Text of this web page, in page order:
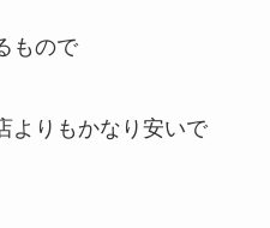
もので
よりもかなり安いで